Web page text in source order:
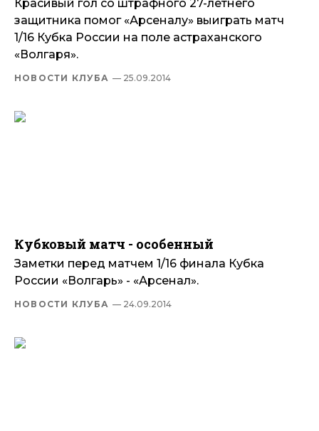
Красивый гол со штрафного 27-летнего
защитника помог «Арсеналу» выиграть матч
1/16 Кубка России на поле астраханского
«Волгаря».
НОВОСТИ КЛУБА — 25.09.2014
Кубковый матч - особенный
Заметки перед матчем 1/16 финала Кубка
России «Волгарь» - «Арсенал».
НОВОСТИ КЛУБА — 24.09.2014